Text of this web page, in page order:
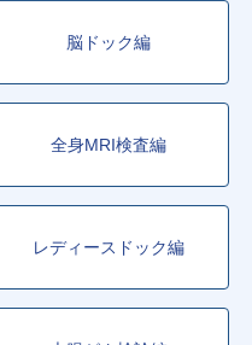
脳ドック編
全身MRI検査編
レディースドック編